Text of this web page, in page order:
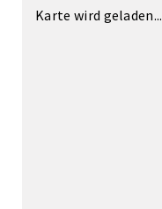
Karte wird geladen...